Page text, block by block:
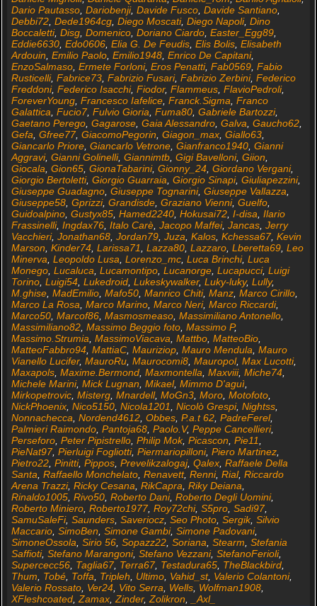
Dario Pautasso, Dariobenji, Davide Fusco, Davide Santiano,
Debbi72, Dede1964cg, Diego Moscati, Diego Napoli, Dino
Boccaletti, Disg, Domenico, Doriano Ciardo, Easter_Egg89,
Eddie6630, Edo0606, Elia G. De Feudis, Elis Bolis, Elisabeth
Ardouin, Emilio Paolo, Emilio1948, Enrico De Capitani,
EnzoSalmaso, Ermete Forloni, Eros Penatti, Fab0569, Fabio
Rusticelli, Fabrice73, Fabrizio Fusari, Fabrizio Zerbini, Federico
Freddoni, Federico Isacchi, Fiodor, Flammeus, FlavioPedroli,
ForeverYoung, Francesco Iafelice, Franck.Sigma, Franco
Galattica, Fucio7, Fulvio Gioria, Fuma80, Gabriele Bartozzi,
Gaetano Perego, Gagarose, Gaia Alessandro, Galva, Gaucho62,
Gefa, Gfree77, GiacomoPegorin, Giagon_max, Giallo63,
Giancarlo Priore, Giancarlo Vetrone, Gianfranco1940, Gianni
Aggravi, Gianni Golinelli, Giannimtb, Gigi Bavelloni, Giion,
Giocala, Gion65, GionaTabarini, Gionny_24, Giordano Vergani,
Giorgio Bertoletti, Giorgio Guarraia, Giorgio Sinapi, Giuliapezzini,
Giuseppe Guadagno, Giuseppe Tognarini, Giuseppe Vallazza,
Giuseppe58, Gprizzi, Grandisde, Graziano Vienni, Guelfo,
Guidoalpino, Gustyx85, Hamed2240, Hokusai72, I-disa, Ilario
Frassinelli, Ingdax76, Italo Carè, Jacopo Maffei, Jancas, Jerry
Vacchieri, Jonathan68, Jordan79, Juza, Kalos, Kchessa67, Kevin
Marson, Kinder74, Larissa71, Lazza80, Lazzaro, Lberetta69, Leo
Minerva, Leopoldo Lusa, Lorenzo_mc, Luca Brinchi, Luca
Monego, Lucaluca, Lucamontipo, Lucanorge, Lucapucci, Luigi
Torino, Luigi54, Lukedroid, Lukeskywalker, Luky-luky, Lully,
M.ghise, MadEmilio, Mafo50, Manrico Chiti, Manz, Marco Cirillo,
Marco La Rosa, Marco Marino, Marco Neri, Marco Riccardi,
Marco50, Marcof86, Masmosmeaso, Massimiliano Antonello,
Massimiliano82, Massimo Beggio foto, Massimo P,
Massimo.Strumia, MassimoViacava, Mattbo, MatteoBio,
MatteoFabbro94, MattiaC, Mauriziop, Mauro Mendula, Mauro
Vianello Lucifer, MauroRu, Maurocomi8, Mauropol, Max Lucotti,
Maxapols, Maxime.Bermond, Maxmontella, Maxviii, Miche74,
Michele Marini, Mick Lugnan, Mikael, Mimmo D'aguì,
Mirkopetrovic, Misterg, Mnardell, MoGn3, Moro, Motofoto,
NickPhoenix, Nico5150, Nicola1201, Nicolò Grespi, Nightss,
Nonnachecca, Nordend4612, Obbes, P.a.t 62, PadreFerel,
Palmieri Raimondo, Pantoja68, Paolo.V, Peppe Cancellieri,
Perseforo, Peter Pipistrello, Philip Mok, Picascon, Pie11,
PieNat97, Pierluigi Fogliotti, Piermariopilloni, Piero Martinez,
Pietro22, Pinitti, Pippos, Prevelikzalogaj, Qalex, Raffaele Della
Santa, Raffaello Monchelato, Renavett, Renni, Rial, Riccardo
Arena Trazzi, Ricky Cesana, RikCapra, Riky Deiana,
Rinaldo1005, Rivo50, Roberto Dani, Roberto Degli Uomini,
Roberto Miniero, Roberto1977, Roy72chi, S5pro, Sadi97,
SamuSaleFi, Saunders, Saveriocz, Seo Photo, Sergik, Silvio
Maccario, SimoBen, Simone Gambi, Simone Padovani,
SimoneOssola, Sirio 56, Sopazz22, Soriana, Stearm, Stefania
Saffioti, Stefano Marangoni, Stefano Vezzani, StefanoFerioli,
Supercecc56, Taglia67, Terra67, Testadura65, TheBlackbird,
Thum, Tobé, Toffa, Tripleh, Ultimo, Vahid_st, Valerio Colantoni,
Valerio Rossato, Ver24, Vito Serra, Wells, Wolfman1908,
XFleshcoated,Zamax,Zinder,Zolikron, _Axl_